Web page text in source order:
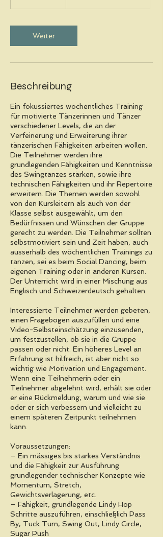
Weiter
Beschreibung
Ein fokussiertes wöchentliches Training
für motivierte Tänzerinnen und Tänzer
verschiedener Levels, die an der
Verfeinerung und Erweiterung ihrer
tänzerischen Fähigkeiten arbeiten wollen.
Die Teilnehmer werden ihre
grundlegenden Fähigkeiten und Kenntnisse
des Swingtanzes stärken, sowie ihre
technischen Fähigkeiten und ihr Repertoire
erweitern. Die Themen werden sowohl
von den Kursleitern als auch von der
Klasse selbst ausgewählt, um den
Bedürfnissen und Wünschen der Gruppe
gerecht zu werden. Die Teilnehmer sollten
selbstmotiviert sein und Zeit haben, auch
ausserhalb des wöchentlichen Trainings zu
tanzen, sei es beim Social Dancing, beim
eigenen Training oder in anderen Kursen.
Der Unterricht wird in einer Mischung aus
Englisch und Schweizerdeutsch gehalten.
Interessierte Teilnehmer werden gebeten,
einen Fragebogen auszufüllen und eine
Video-Selbsteinschätzung einzusenden,
um festzustellen, ob sie in die Gruppe
passen oder nicht. Ein höheres Level an
Erfahrung ist hilfreich, ist aber nicht so
wichtig wie Motivation und Engagement.
Wenn eine Teilnehmerin oder ein
Teilnehmer abgelehnt wird, erhält sie oder
er eine Rückmeldung, warum und wie sie
oder er sich verbessern und vielleicht zu
einem späteren Zeitpunkt teilnehmen
kann.
Voraussetzungen:
– Ein mässiges bis starkes Verständnis
und die Fähigkeit zur Ausführung
grundlegender technischer Konzepte wie
Momentum, Stretch,
Gewichtsverlagerung, etc.
– Fähigkeit, grundlegende Lindy Hop
Schritte auszuführen, einschließlich Pass
By, Tuck Turn, Swing Out, Lindy Circle,
Sugar Push